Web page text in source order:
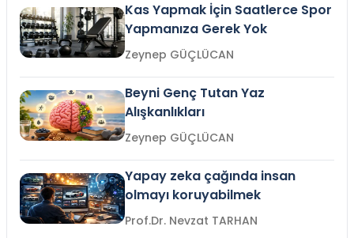
Kas Yapmak İçin Saatlerce Spor
Yapmanıza Gerek Yok
Zeynep GÜÇLÜCAN
Beyni Genç Tutan Yaz
Alışkanlıkları
Zeynep GÜÇLÜCAN
Yapay zeka çağında insan
olmayı koruyabilmek
Prof.Dr. Nevzat TARHAN